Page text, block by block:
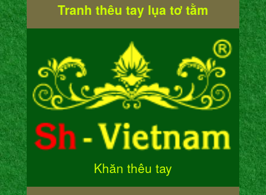
Tranh thêu tay lụa tơ tằm
Khăn thêu tay